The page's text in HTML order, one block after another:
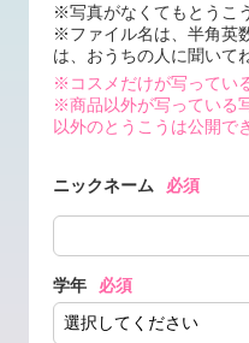
※写真がなくてもとうこ
※ファイル名は、半角英
は、おうちの人に聞いて
※コスメだけが写ってい
※商品以外が写っている
以外のとうこうは公開で
ニックネーム 必須
学年 必須